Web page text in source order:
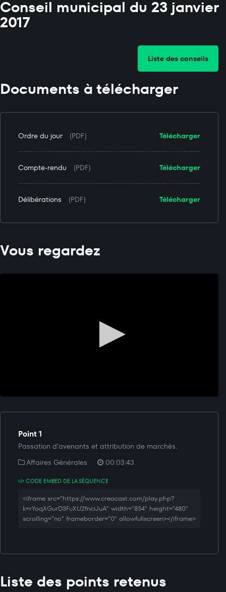
Conseil municipal du 23 janvier
2017
Liste des conseils
Documents à télécharger
Télécharger
Ordre du jour (PDF)
Télécharger
Compte-rendu (PDF)
Télécharger
Délibérations (PDF)
Vous regardez
Point 1
Passation d'avenants et attribution de marchés.
Affaires Générales
00:03:43
CODE EMBED DE LA SÉQUENCE
<iframe src="https://www.creacast.com/play.php?
k=rYoqXGurD3FuXU2fnciJuA" width="854" height="480"
scrolling="no" frameborder="0" allowfullscreen></iframe>
Liste des points retenus